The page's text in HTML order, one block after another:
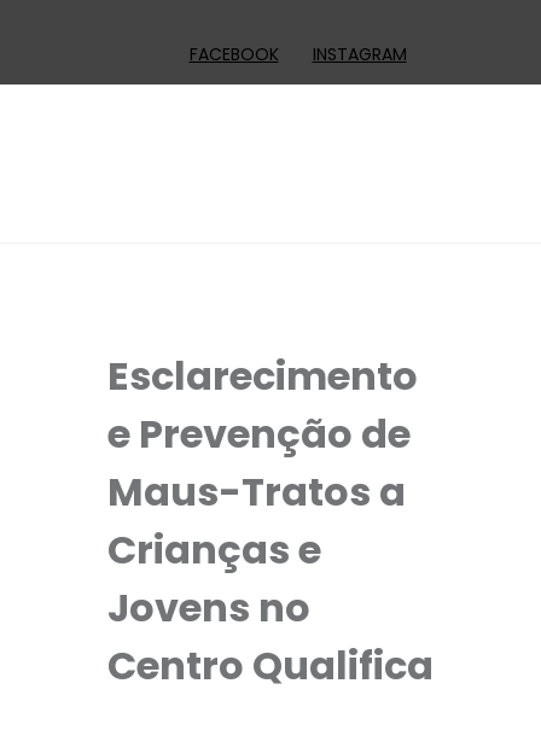
FACEBOOK INSTAGRAM
Esclarecimento
e Prevenção de
Maus-Tratos a
Crianças e
Jovens no
Centro Qualifica